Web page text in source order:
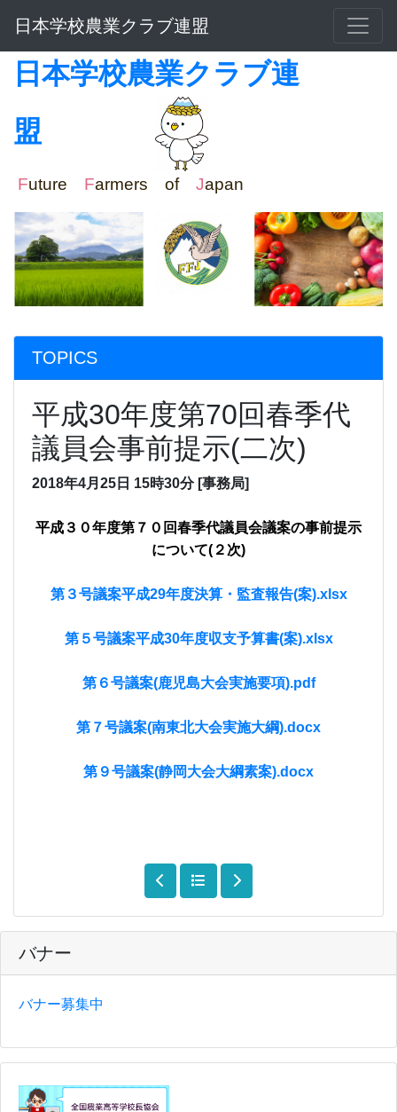
日本学校農業クラブ連盟
日本学校農業クラブ連
盟
Future Farmers of Japan
バナー
バナー募集中
TOPICS
平成30年度第70回春季代
議員会事前提示(二次)
2018年4月25日 15時30分 [事務局]
平成３０年度第７０回春季代議員会議案の事前提示
について(２次)
第３号議案平成29年度決算・監査報告(案).xlsx
第５号議案平成30年度収支予算書(案).xlsx
第６号議案(鹿児島大会実施要項).pdf
第７号議案(南東北大会実施大綱).docx
第９号議案(静岡大会大綱素案).docx